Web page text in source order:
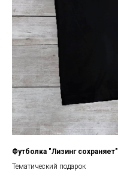
Футболка "Лизинг сохраняет"
Тематический подарок